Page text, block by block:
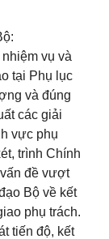
vụ và
tại Phụ lục
và đúng
các giải
vực phụ
trình Chính
đề vượt
Bộ về kết
phụ trách.
tiến độ, kết